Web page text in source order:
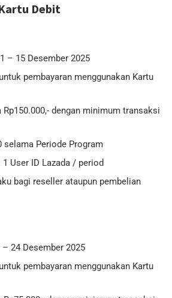
Debit
– 15 Desember 2025
pembayaran menggunakan Kartu
Rp150.000,- dengan minimum transaksi
selama Periode Program
User ID Lazada / period
bagi reseller ataupun pembelian
24 Desember 2025
pembayaran menggunakan Kartu